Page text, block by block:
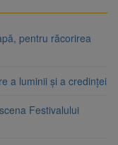
pentru răcorirea
a luminii și a credinței
Festivalului